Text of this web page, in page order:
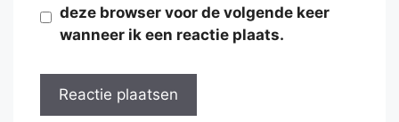
deze browser voor de volgende keer
wanneer ik een reactie plaats.